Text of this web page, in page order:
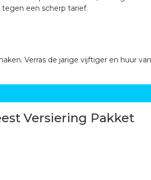
een scherp tarief.
Verras de jarige vijftiger en huur
Versiering Pakket